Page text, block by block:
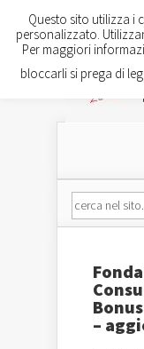
–
Questo sito utilizza i
personalizzato.
Per maggiori
bloccarli si prega di